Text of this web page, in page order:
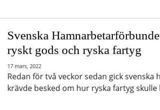
Svenska
ryskt gods och ryska fartyg
17 mars, 2022
Redan för två veckor sedan gick
krävde besked om hur ryska fartyg